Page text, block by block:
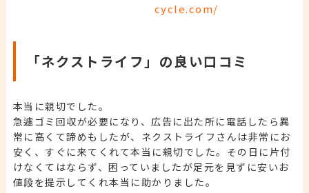
cycle.com/
「ネクストライフ」の良い口コミ
本当に親切でした。
急遽ゴミ回収が必要になり、広告に出た所に電話したら異
常に高くて諦めもしたが、ネクストライフさんは非常にお
安く、すぐに来てくれて本当に親切でした。その日に片付
けなくてはならず、困っていましたが足元を見ずに安いお
値段を提示してくれ本当に助かりました。